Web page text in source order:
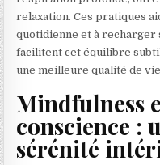
relaxation. Ces pratiques
quotidienne et à recharger
facilitent cet équilibre
une meilleure qualité de
Mindfulness
conscience :
sérénité